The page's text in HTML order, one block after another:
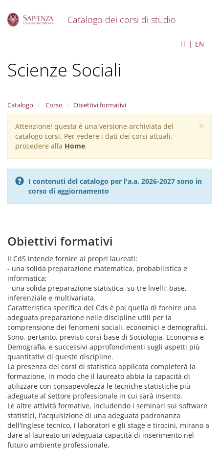
Catalogo dei corsi di studio
IT EN
Scienze Sociali
Catalogo Corso Obiettivi formativi
×
Warning
message
Attenzione! questa è una versione archiviata del
catalogo corsi. Per vedere i dati dei corsi attuali,
procedere alla Home.
I contenuti del catalogo per l'a.a. 2026-2027 sono in
corso di aggiornamento
Obiettivi formativi
Il CdS intende fornire ai propri laureati:
- una solida preparazione matematica, probabilistica e
informatica;
- una solida preparazione statistica, su tre livelli: base,
inferenziale e multivariata.
Caratteristica specifica del Cds è poi quella di fornire una
adeguata preparazione nelle discipline utili per la
comprensione dei fenomeni sociali, economici e demografici.
Sono, pertanto, previsti corsi base di Sociologia, Economia e
Demografia, e successivi approfondimenti sugli aspetti più
quantitativi di queste discipline.
La presenza dei corsi di statistica applicata completerà la
formazione, in modo che il laureato abbia la capacità di
utilizzare con consapevolezza le tecniche statistiche più
adeguate al settore professionale in cui sarà inserito.
Le altre attività formative, includendo i seminari sui software
statistici, l'acquisizione di una adeguata padronanza
dell'inglese tecnico, i laboratori e gli stage e tirocini, mirano a
dare al laureato un'adeguata capacità di inserimento nel
futuro ambiente professionale.